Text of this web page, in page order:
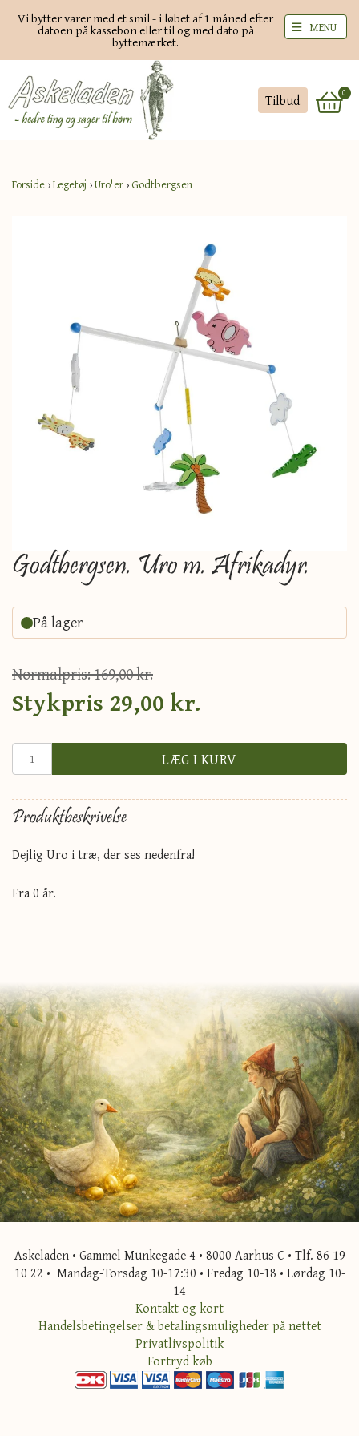
Vi bytter varer med et smil - i løbet af 1 måned efter
datoen på kassebon eller til og med dato på
byttemærket.
Tilbud 0
MENU
Forside ›Legetøj ›Uro'er › Godtbergsen
Godtbergsen. Uro m. Afrikadyr.
På lager
Normalpris:169,00 kr.
Stykpris 29,00 kr.
LÆG I KURV
Produktbeskrivelse
Dejlig Uro i træ, der ses nedenfra!
Fra 0 år.
Askeladen • Gammel Munkegade 4 • 8000 Aarhus C • Tlf. 86 19
10 22 • Mandag-Torsdag 10-17:30 • Fredag 10-18 • Lørdag 10-
14
Kontakt og kort
Handelsbetingelser & betalingsmuligheder på nettet
Privatlivspolitik
Fortryd køb